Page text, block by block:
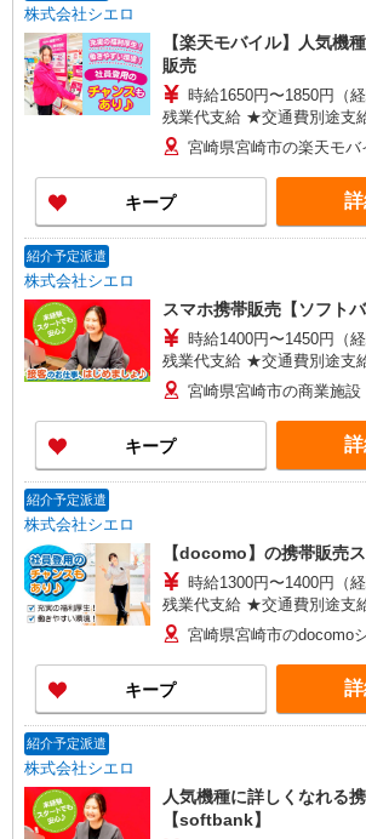
株式会社シエロ
【楽天モバイル】人気機
販売
時給1650円〜1850円（
残業代支給 ★交通費別途支給
+゜・。○。・゜+゜・。○。
万円支給(規定有) お友達を紹介頂くと, インセンテ
ィブ支給(規定有) ★月2回払い・週払い可能（規程
有）★ ゜・。○。・゜+゜・
宮崎県宮崎市の楽天モバ
キープ
紹介予定派遣
株式会社シエロ
スマホ携帯販売【ソフトバ
時給1400円〜1450円（
残業代支給 ★交通費別途支給
+゜・。○。・゜+゜・。○。
万円支給(規定有) お友達を紹介頂くと, インセンテ
ィブ支給(規定有) ★月2回払い・週払い可能（規程
有）★ ゜・。○。・゜+゜・
宮崎県宮崎市の商業施設
キープ
紹介予定派遣
株式会社シエロ
【docomo】の携帯販売
時給1300円〜1400円（
残業代支給 ★交通費別途支給
+゜・。○。・゜+゜・。○。
万円支給(規定有) お友達を紹介頂くと, インセンテ
ィブ支給(規定有) ★月2回払い・週払い可能（規程
有）★ ゜・。○。・゜+゜・
宮崎県宮崎市のdocomo
キープ
紹介予定派遣
株式会社シエロ
人気機種に詳しくなれる
【softbank】